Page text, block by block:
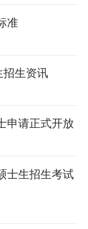
准
生资讯
申请正式开放
士生招生考试